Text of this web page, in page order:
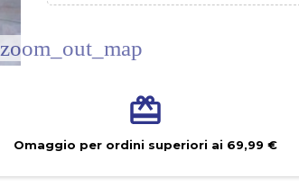
zoom_out_map
Omaggio per ordini superiori ai 69,99 €